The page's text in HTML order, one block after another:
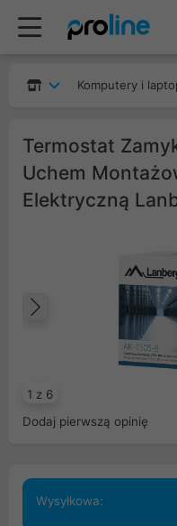
Komputery i
Termostat
Uchem
Elektryczną
1 z 6
Poprzedni
Dodaj pierwszą opinię
Wysyłkowa: